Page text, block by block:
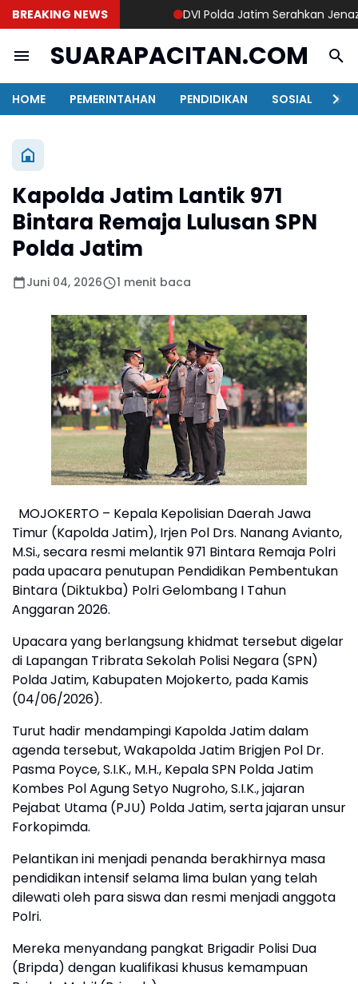
BREAKING NEWS DVI Polda Jatim Serahkan Jenazah
SUARAPACITAN.COM
HOME PEMERINTAHAN PENDIDIKAN SOSIAL
Kapolda Jatim Lantik 971
Bintara Remaja Lulusan SPN
Polda Jatim
Juni 04, 2026 1 menit baca
MOJOKERTO – Kepala Kepolisian Daerah Jawa
Timur (Kapolda Jatim), Irjen Pol Drs. Nanang Avianto,
M.Si., secara resmi melantik 971 Bintara Remaja Polri
pada upacara penutupan Pendidikan Pembentukan
Bintara (Diktukba) Polri Gelombang I Tahun
Anggaran 2026.
Upacara yang berlangsung khidmat tersebut digelar
di Lapangan Tribrata Sekolah Polisi Negara (SPN)
Polda Jatim, Kabupaten Mojokerto, pada Kamis
(04/06/2026).
Turut hadir mendampingi Kapolda Jatim dalam
agenda tersebut, Wakapolda Jatim Brigjen Pol Dr.
Pasma Poyce, S.I.K., M.H., Kepala SPN Polda Jatim
Kombes Pol Agung Setyo Nugroho, S.I.K., jajaran
Pejabat Utama (PJU) Polda Jatim, serta jajaran unsur
Forkopimda.
Pelantikan ini menjadi penanda berakhirnya masa
pendidikan intensif selama lima bulan yang telah
dilewati oleh para siswa dan resmi menjadi anggota
Polri.
Mereka menyandang pangkat Brigadir Polisi Dua
(Bripda) dengan kualifikasi khusus kemampuan